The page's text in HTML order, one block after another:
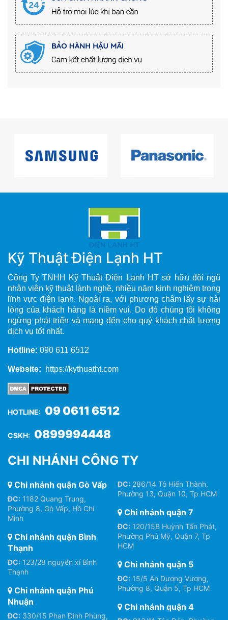
Kỹ Thuật Điện Lạnh HT
Công Ty TNHH Kỹ Thuật Điện Lạnh HT sở hữu đội ngũ
nhân viên kỹ thuật lành nghề, nhiều năm kinh nghiệm trong
lĩnh vực điện lạnh. Ngoài ra, với phương châm lấy sự hài
lòng của khách hàng là niềm vui. Do đó chúng tôi không
ngừng phát triển và mang đến cho quý khách chất lượng
dịch vụ tốt nhất.
Hotline: 090 611 6512
Website: https://kythuatht.com
HOTLINE: 09 0611 6512
CSKH: 0899994448
CHI NHÁNH CÔNG TY
Chi nhánh quận Gò Vấp
ĐC: 1182 Quang Trung,
Phường 8, Gò Vấp, Hồ Chí
Minh
Chi nhánh quận Bình
Thạnh
ĐC: 123/28 nguyễn xí Bình
Thạnh
Chi nhánh quận Phú
Nhuận
ĐC: 330/15 Phan Đình Phùng,
ĐC: 286/14 Tô Hiến Thành,
Phường 13, Quận 10, Tp HCM
Chi nhánh quận 7
ĐC: 120/15B Huỳnh Tấn Phát,
Phường Phú Mỹ, Quận 7, Tp
HCM
Chi nhánh quận 5
ĐC: 15/5 An Dương Vương,
Phường 8, Quận 5, Tp HCM
Chi nhánh quận 4